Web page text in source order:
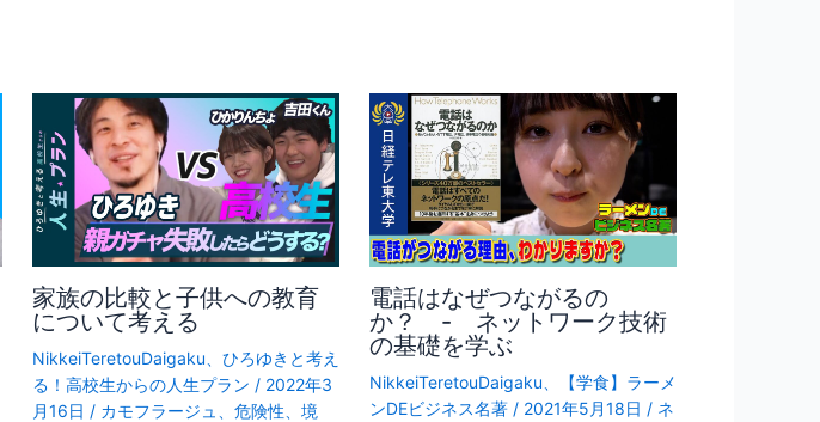
家族の比較と子供への教育
について考える
NikkeiTeretouDaigaku
ひろゆきと考え
る！高校生からの人生プラン / 2022年3
月16日 / カモフラージュ 危険性
境
電話はなぜつながるの
か？ - ネットワーク技術
の基礎を学ぶ
NikkeiTeretouDaigaku
【学食】ラーメ
ンDEビジネス名著/ 2021年5月18日 / ネ